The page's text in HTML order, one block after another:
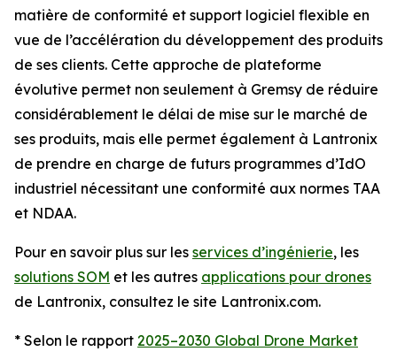
matière de conformité et support logiciel flexible en
vue de l’accélération du développement des produits
de ses clients. Cette approche de plateforme
évolutive permet non seulement à Gremsy de réduire
considérablement le délai de mise sur le marché de
ses produits, mais elle permet également à Lantronix
de prendre en charge de futurs programmes d’IdO
industriel nécessitant une conformité aux normes TAA
et NDAA.
Pour en savoir plus sur les services d’ingénierie, les
solutions SOM et les autres applications pour drones
de Lantronix, consultez le site Lantronix.com.
* Selon le rapport 2025–2030 Global Drone Market